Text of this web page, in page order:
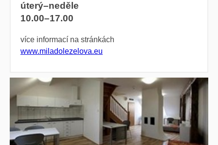
úterý–neděle
10.00–17.00
více informací na stránkách
www.miladolezelova.eu